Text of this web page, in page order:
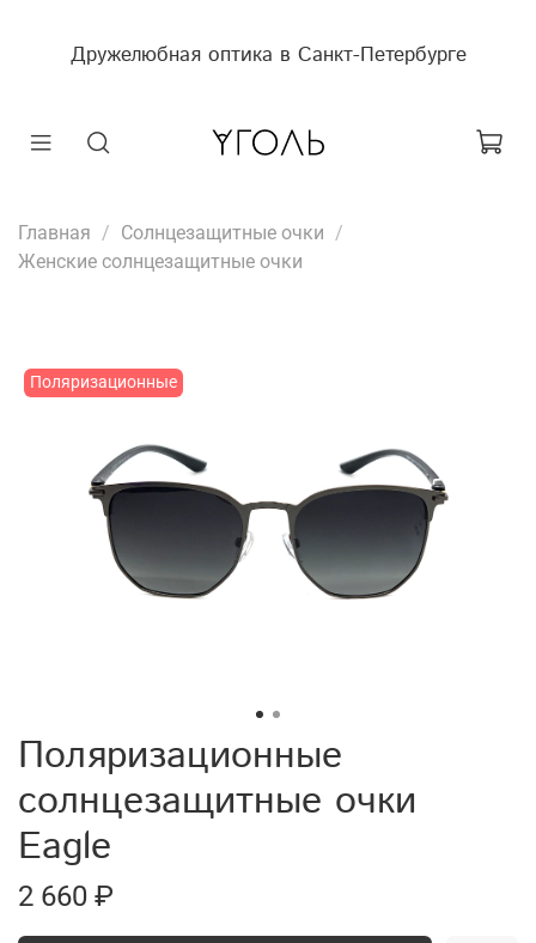
Дружелюбная оптика в Санкт-Петербурге
Главная
Солнцезащитные очки
Женские солнцезащитные очки
Поляризационные
Поляризационные
солнцезащитные очки
Eagle
2 660 ₽